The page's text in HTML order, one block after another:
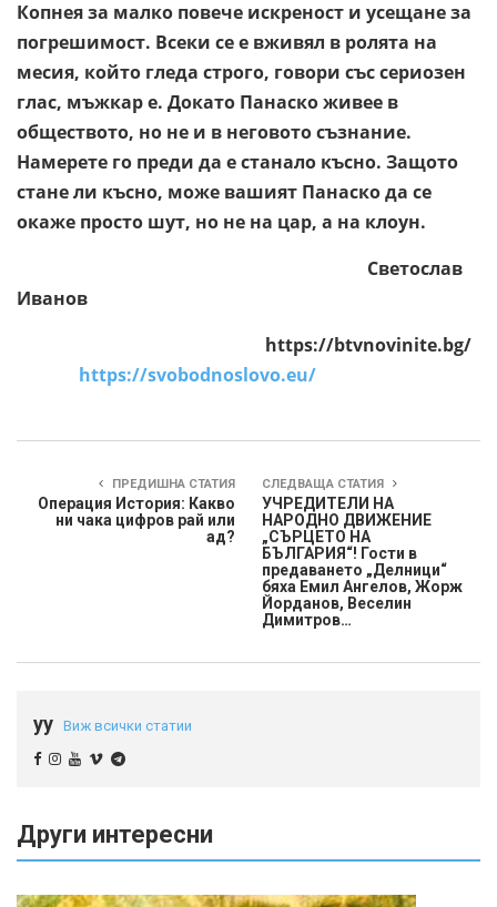
Копнея за малко повече искреност и усещане за
погрешимост. Всеки се е вживял в ролята на
месия, който гледа строго, говори със сериозен
глас, мъжкар е. Докато Панаско живее в
обществото, но не и в неговото съзнание.
Намерете го преди да е станало късно. Защото
стане ли късно, може вашият Панаско да се
окаже просто шут, но не на цар, а на клоун.
Светослав
Иванов
https://btvnovinite.bg/
https://svobodnoslovo.eu/
ПРЕДИШНА СТАТИЯ
Операция История: Какво
ни чака цифров рай или
ад?
СЛЕДВАЩА СТАТИЯ
УЧРЕДИТЕЛИ НА
НАРОДНО ДВИЖЕНИЕ
„СЪРЦЕТО НА
БЪЛГАРИЯ“! Гости в
предаването „Делници“
бяха Емил Ангелов, Жорж
Йорданов, Веселин
Димитров…
yy Виж всички статии
Други интересни